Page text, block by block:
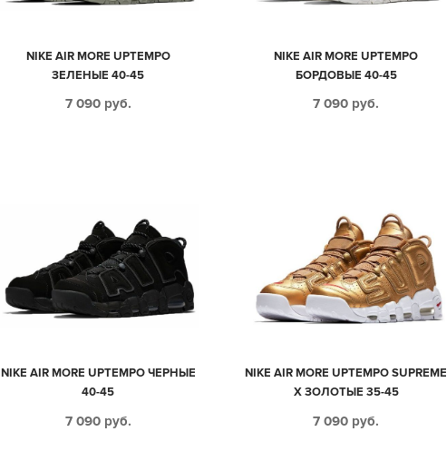
NIKE AIR MORE UPTEMPO
ЗЕЛЕНЫЕ 40-45
7 090 руб.
NIKE AIR MORE UPTEMPO
БОРДОВЫЕ 40-45
7 090 руб.
NIKE AIR MORE UPTEMPO ЧЕРНЫЕ
40-45
7 090 руб.
NIKE AIR MORE UPTEMPO SUPREME
X ЗОЛОТЫЕ 35-45
7 090 руб.